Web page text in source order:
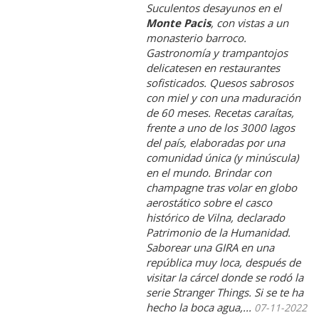
Suculentos desayunos en el
Monte Pacis, con vistas a un
monasterio barroco.
Gastronomía y trampantojos
delicatesen en restaurantes
sofisticados. Quesos sabrosos
con miel y con una maduración
de 60 meses. Recetas caraítas,
frente a uno de los 3000 lagos
del país, elaboradas por una
comunidad única (y minúscula)
en el mundo. Brindar con
champagne tras volar en globo
aerostático sobre el casco
histórico de Vilna, declarado
Patrimonio de la Humanidad.
Saborear una GIRA en una
república muy loca, después de
visitar la cárcel donde se rodó la
serie Stranger Things. Si se te ha
hecho la boca agua,... 07-11-2022